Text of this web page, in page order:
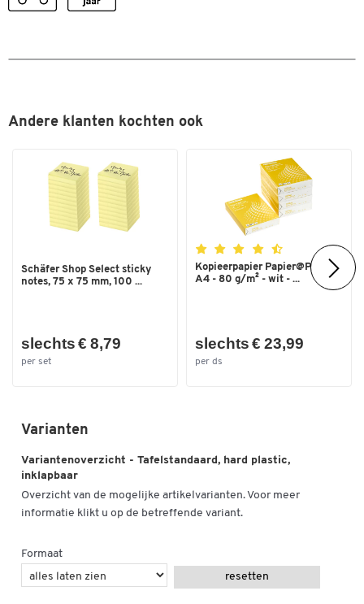
Breedte (mm)
Andere klanten kochten ook
Schäfer Shop Select sticky
notes, 75 x 75 mm, 100 ...
slechts € 8,79
per set
Kopieerpapier Papier@Print -
A4 - 80 g/m² - wit - ...
slechts € 23,99
per ds
Varianten
Variantenoverzicht - Tafelstandaard, hard plastic,
inklapbaar
Overzicht van de mogelijke artikelvarianten. Voor meer
informatie klikt u op de betreffende variant.
Formaat
resetten